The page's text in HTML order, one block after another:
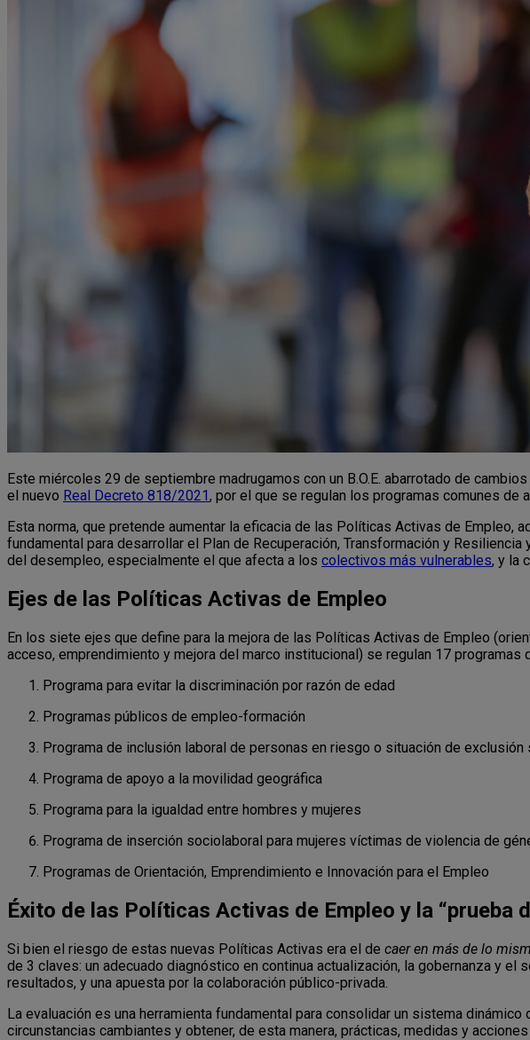
Este miércoles 29 de septiembre madrugamos con un B.O.E. abarrotado de
el nuevo Real Decreto 818/2021 , por el que se regulan los programas comunes de
Esta norma, que pretende aumentar la eficacia de las Políticas Activas de Empleo,
fundamental para desarrollar el Plan de Recuperación, Transformación y
del desempleo, especialmente el que afecta a los colectivos más vulnerables, y la
Ejes de las Políticas Activas de Empleo
En los siete ejes que define para la mejora de las Políticas Activas de Empleo
acceso, emprendimiento y mejora del marco institucional) se regulan 17
Programa para evitar la discriminación por razón de edad
Programas públicos de empleo-formación
Programa de inclusión laboral de personas en riesgo o situación de exclusión
Programa de apoyo a la movilidad geográfica
Programa para la igualdad entre hombres y mujeres
Programa de inserción sociolaboral para mujeres víctimas de violencia de
Programas de Orientación, Emprendimiento e Innovación para el Empleo
Éxito de las Políticas Activas de Empleo y la “prueba
Si bien el riesgo de estas nuevas Políticas Activas era el de caer en más de lo
de 3 claves: un adecuado diagnóstico en continua actualización, la gobernanza y
resultados, y una apuesta por la colaboración público-privada.
La evaluación es una herramienta fundamental para consolidar un sistema
circunstancias cambiantes y obtener, de esta manera, prácticas, medidas y